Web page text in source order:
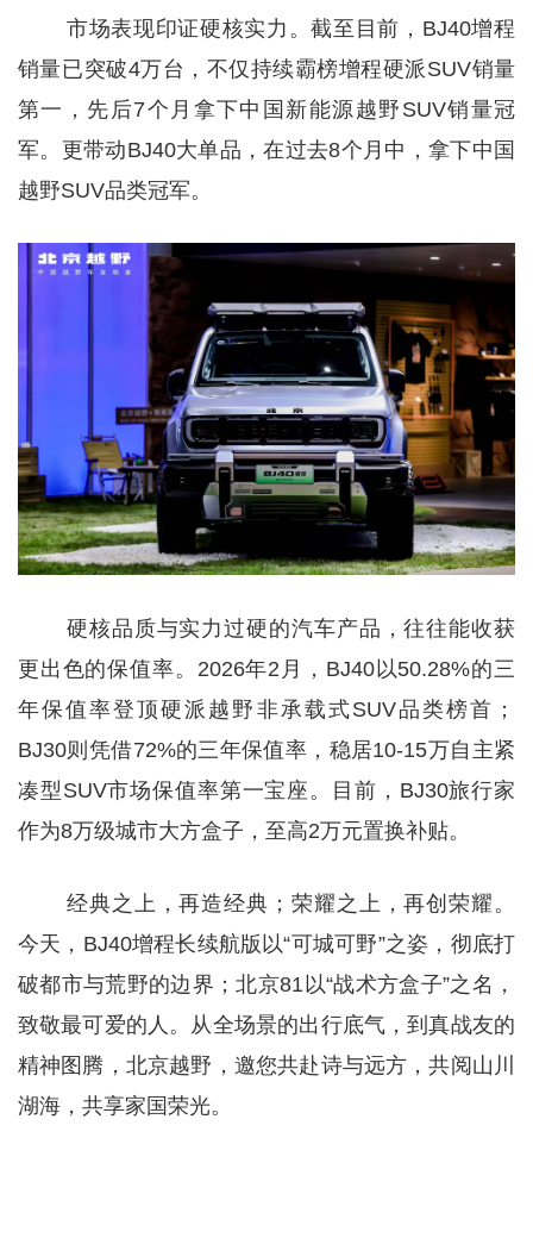
市场表现印证硬核实力。截至目前，BJ40增程
销量已突破4万台，不仅持续霸榜增程硬派SUV销量
第一，先后7个月拿下中国新能源越野SUV销量冠
军。更带动BJ40大单品，在过去8个月中，拿下中国
越野SUV品类冠军。
硬核品质与实力过硬的汽车产品，往往能收获
更出色的保值率。2026年2月，BJ40以50.28%的三
年保值率登顶硬派越野非承载式SUV品类榜首；
BJ30则凭借72%的三年保值率，稳居10-15万自主紧
凑型SUV市场保值率第一宝座。目前，BJ30旅行家
作为8万级城市大方盒子，至高2万元置换补贴。
经典之上，再造经典；荣耀之上，再创荣耀。
今天，BJ40增程长续航版以“可城可野”之姿，彻底打
破都市与荒野的边界；北京81以“战术方盒子”之名，
致敬最可爱的人。从全场景的出行底气，到真战友的
精神图腾，北京越野，邀您共赴诗与远方，共阅山川
湖海，共享家国荣光。